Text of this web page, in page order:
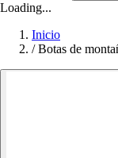
Loading...
Inicio
/ Botas de